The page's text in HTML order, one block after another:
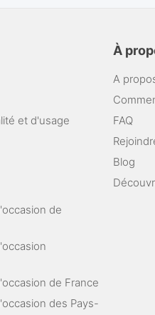
et d'usage
de
de France
des Pays-
À
A
FAQ
Blog